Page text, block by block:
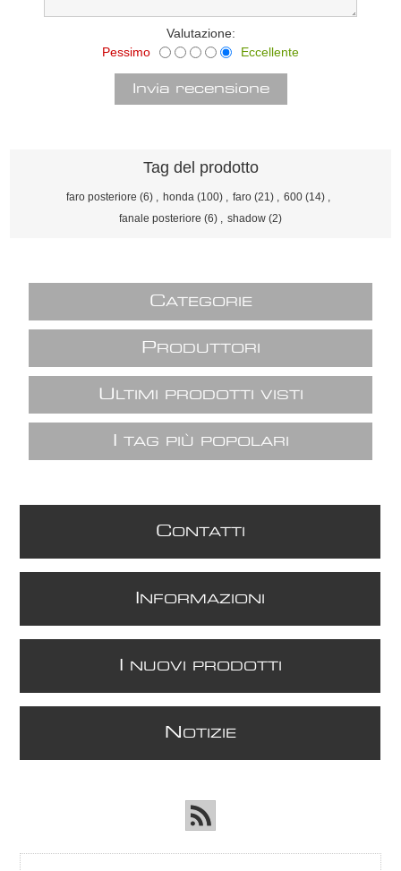
Valutazione:
Pessimo
Eccellente
Tag del prodotto
faro posteriore (6) , honda (100) , faro (21) , 600 (14) ,
fanale posteriore (6) , shadow (2)
CATEGORIE
P RODUTTORI
U LTIMI PRODOTTI VISTI
TAG PIÙ POPOLARI
CONTATTI
NFORMAZIONI
NUOVI PRODOTTI
N OTIZIE